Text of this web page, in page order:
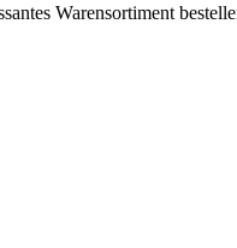
Warensortiment